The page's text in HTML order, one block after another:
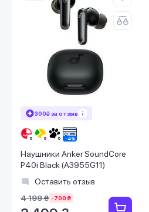
300₴ за отзыв
Наушники Anker SoundCore
P40i Black (A3955G11)
Оставить отзыв
4 199 ₴ -700 ₴